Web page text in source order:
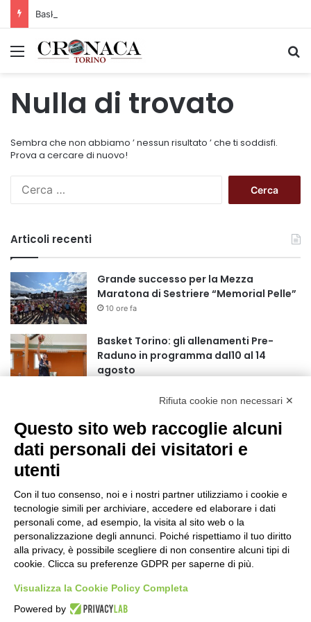
Menu
Nulla di trovato
Sembra che non abbiamo ’ nessun risultato ’ che ti soddisfi.
Prova a cercare di nuovo!
c
p
e
Articoli recenti
Grande successo per la Mezza
Maratona di Sestriere “Memorial Pelle”
10 ore fa
Basket Torino: gli allenamenti Pre-
Raduno in programma dal10 al 14
agosto
75 anni di INFN. La comunità, la storia, il
futuro della ricerca in fisica
fondamentale in Italia
18 ore fa
nel pieno della stagione turistica
22 ore fa
Grande partecipazione alla Festa della
Madonna della Neve al Rifugio Ciao
Pais
Pininfarina, Davide Loris Amantea è il
nuovo Chief Creative Officer
Rifiuta cookie non necessari ✕
Questo sito web raccoglie alcuni
dati personali dei visitatori e
utenti
Con il tuo consenso, noi e i nostri partner utilizziamo i cookie e
tecnologie simili per archiviare, accedere ed elaborare i dati
personali come, ad esempio, la visita al sito web o la
personalizzazione degli annunci. Poiché rispettiamo il tuo diritto
alla privacy, è possibile scegliere di non consentire alcuni tipi di
cookie. Clicca su preferenze GDPR per saperne di più.
Visualizza la Cookie Policy Completa
Powered by